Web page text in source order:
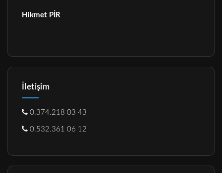
Hikmet PİR
İletişim
0.374.218 03 43
0.532.361 06 12